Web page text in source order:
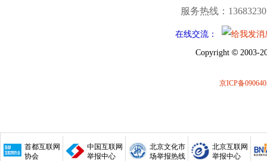
服务热线：
在线交流：
Copyright © 2003-
京ICP备
首都互联网
协会
中国互联网
举报中心
北京文化市
场举报热线
北京互联网
举报中心